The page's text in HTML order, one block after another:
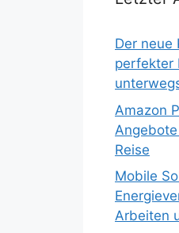
Der neue
perfekter
Amazon
Reise
Mobile
Arbeiten